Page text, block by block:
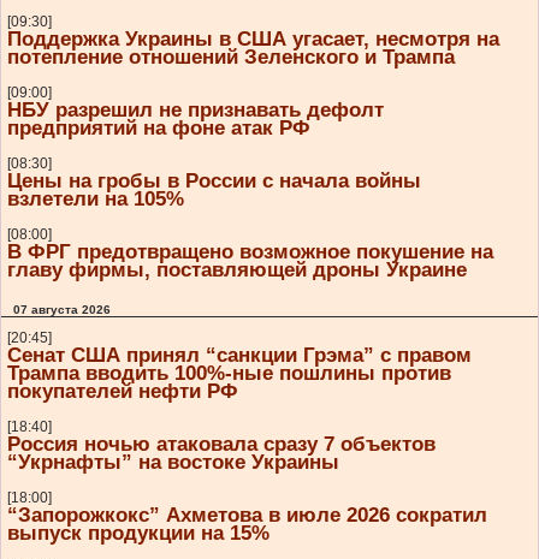
[09:30]
Поддержка Украины в США угасает, несмотря на
потепление отношений Зеленского и Трампа
[09:00]
НБУ разрешил не признавать дефолт
предприятий на фоне атак РФ
[08:30]
Цены на гробы в России с начала войны
взлетели на 105%
[08:00]
В ФРГ предотвращено возможное покушение на
главу фирмы, поставляющей дроны Украине
07 августа 2026
[20:45]
Сенат США принял “санкции Грэма” с правом
Трампа вводить 100%-ные пошлины против
покупателей нефти РФ
[18:40]
Россия ночью атаковала сразу 7 объектов
“Укрнафты” на востоке Украины
[18:00]
“Запорожкокс” Ахметова в июле 2026 сократил
выпуск продукции на 15%